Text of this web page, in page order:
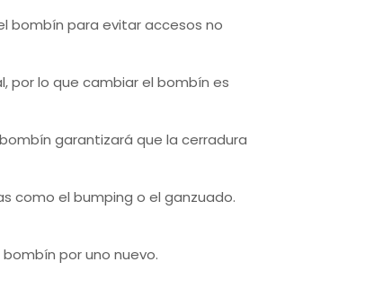
bombín para evitar accesos no
por lo que cambiar el bombín es
garantizará que la cerradura
como el bumping o el ganzuado.
por uno nuevo.